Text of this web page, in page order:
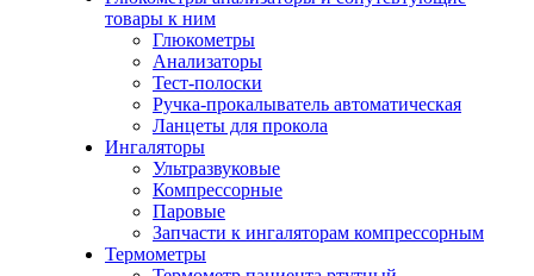
товары к ним
Глюкометры
Анализаторы
Тест-полоски
Ручка-прокалыватель автоматическая
Ланцеты для прокола
Ингаляторы
Ультразвуковые
Компрессорные
Паровые
Запчасти к ингаляторам компрессорным
Термометры